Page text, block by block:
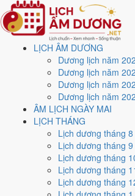
LỊCH ÂM DƯƠNG
Dương lịch năm
Dương lịch năm
Dương lịch năm
Dương lịch năm
ÂM LỊCH NGÀY MAI
LỊCH THÁNG
Lịch dương tháng
Lịch dương tháng
Lịch dương tháng
Lịch dương tháng
Lịch dương tháng
Trang chủ
Lịch năm 2021
Tháng 12/2021
Ngày 27/12/2021 (Kỷ Dậu)
Xem ngày
dương lịch -
lịch (Kỷ Dậu)